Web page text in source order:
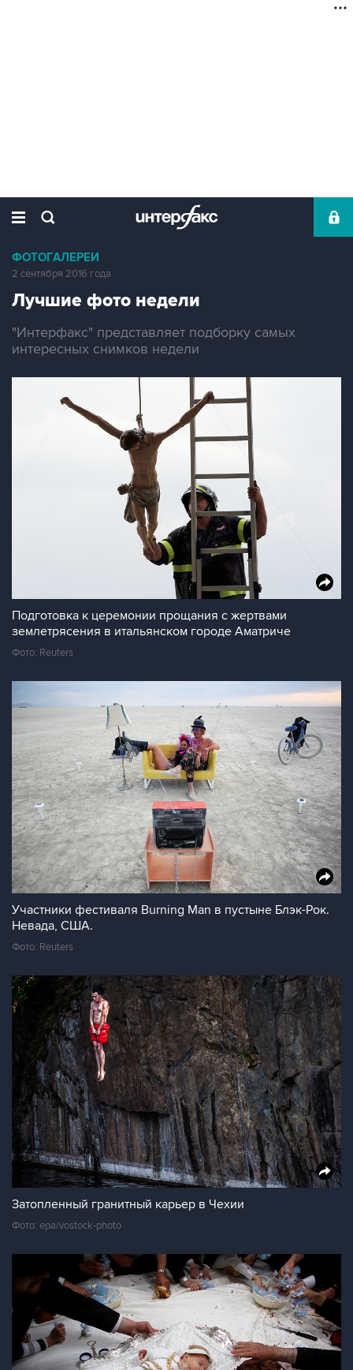
ФОТОГАЛЕРЕИ
2 сентября 2016 года
Лучшие фото недели
"Интерфакс" представляет подборку самых
интересных снимков недели
Подготовка к церемонии прощания с жертвами
землетрясения в итальянском городе Аматриче
Фото: Reuters
Участники фестиваля Burning Man в пустыне Блэк-Рок.
Невада, США.
Фото: Reuters
Затопленный гранитный карьер в Чехии
Фото: epa/vostock-photo